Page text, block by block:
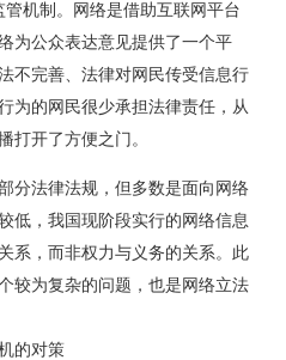
机制。网络是借助互联网平台
为公众表达意见提供了一个平
不完善、法律对网民传受信息行
为的网民很少承担法律责任，从
打开了方便之门。
法律法规，但多数是面向网络
低，我国现阶段实行的网络信息
系，而非权力与义务的关系。此
较为复杂的问题，也是网络立法
的对策